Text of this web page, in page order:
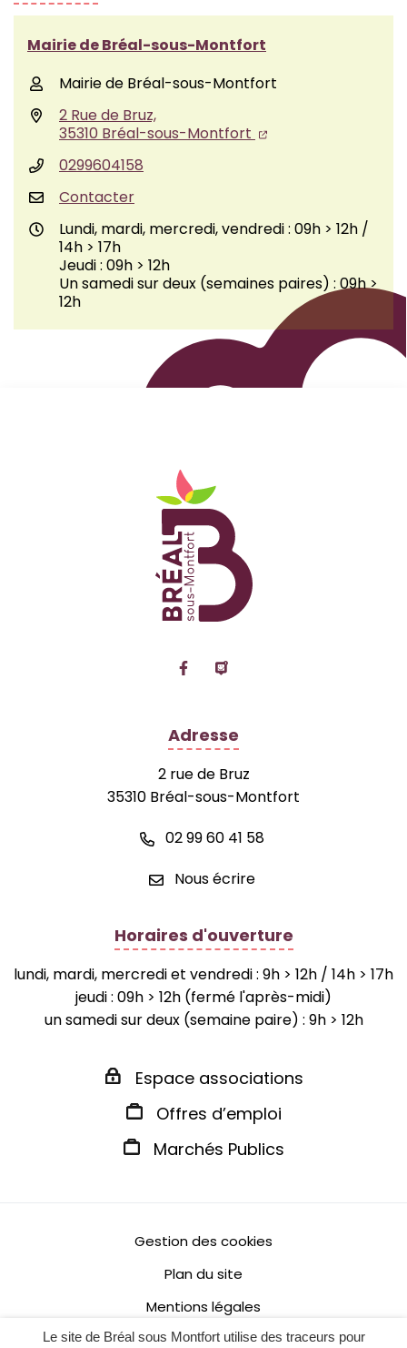
Le site de Bréal sous Montfort utilise des traceurs pour
Mairie de Bréal-sous-Montfort
Mairie de Bréal-sous-Montfort
2 Rue de Bruz,
35310 Bréal-sous-Montfort
0299604158
Contacter
Lundi, mardi, mercredi, vendredi : 09h > 12h /
14h > 17h
Jeudi : 09h > 12h
Un samedi sur deux (semaines paires) : 09h >
12h
Lien vers le compte Facebook
Lien vers la page
Adresse
2 rue de Bruz
35310 Bréal-sous-Montfort
02 99 60 41 58
Nous écrire
Horaires d'ouverture
lundi, mardi, mercredi et vendredi : 9h > 12h / 14h > 17h
jeudi : 09h > 12h (fermé l'après-midi)
un samedi sur deux (semaine paire) : 9h > 12h
Espace associations
Offres d’emploi
Marchés Publics
Gestion des cookies
Plan du site
Mentions légales
Politique de confidentialité